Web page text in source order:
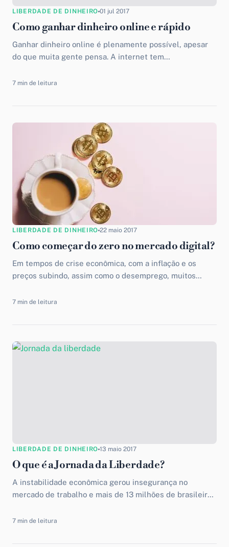
LIBERDADE DE DINHEIRO 01 jul 2017
Como ganhar dinheiro online e rápido
Ganhar dinheiro online é plenamente possível, apesar
do que muita gente pensa. A internet tem
trabalho e aumentar suas...
7 min de leitura
LIBERDADE DE DINHEIRO 22 maio 2017
Como começar do zero no mercado digital?
Em tempos de crise econômica, com a inflação e os
preços subindo, assim como o desemprego, muitos
7 min de leitura
LIBERDADE DE DINHEIRO 13 maio 2017
O que é a Jornada da Liberdade?
A instabilidade econômica gerou insegurança no
mercado de trabalho e mais de 13 milhões de brasileiros
pressão por...
7 min de leitura